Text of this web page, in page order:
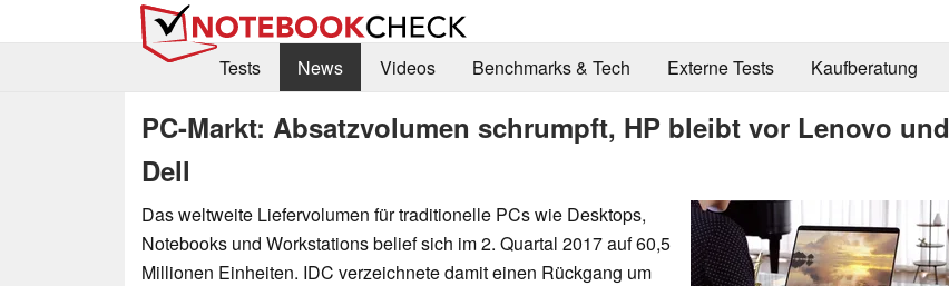
Tests
News Videos Benchmarks & Tech Externe Tests Kaufberatung
PC-Markt: Absatzvolumen schrumpft, HP bleibt vor Lenovo und
Dell
Das weltweite Liefervolumen für traditionelle PCs wie Desktops,
Notebooks und Workstations belief sich im 2. Quartal 2017 auf 60,5
Millionen Einheiten. IDC verzeichnete damit einen Rückgang um